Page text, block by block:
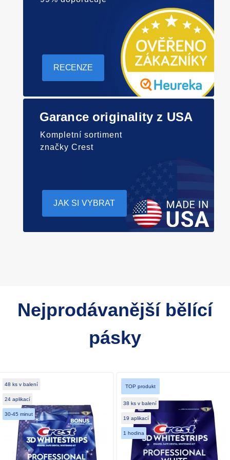
RECENZE
Garance originality z USA
Kompletní sortiment
značky Crest
JAK SI VYBRAT
Nejprodávanější bělící
pásky
48 ks v balení
24 aplikací
30-45 minut
TOP produkt
38 ks v balení
19 aplikací
1 hodina